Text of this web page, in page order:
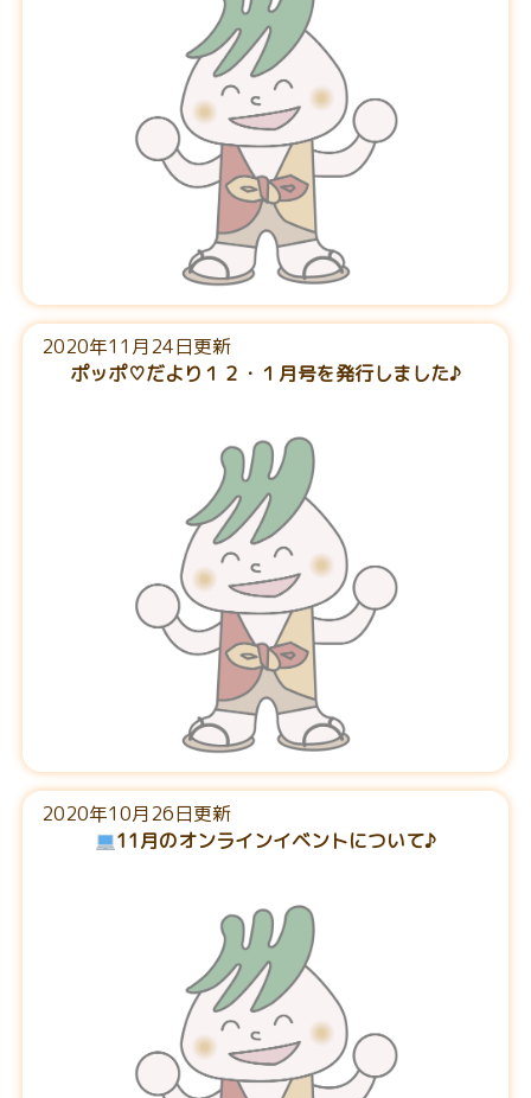
2020年11月24日更新
ポッポ♡だより１２・１月号を発行しました♪
2020年10月26日更新
11月のオンラインイベントについて♪